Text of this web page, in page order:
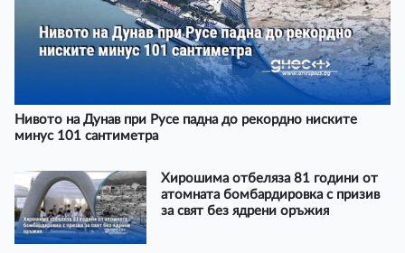
Нивото на Дунав при Русе падна до рекордно ниските
минус 101 сантиметра
Хирошима отбеляза 81 години от
атомната бомбардировка с призив
за свят без ядрени оръжия